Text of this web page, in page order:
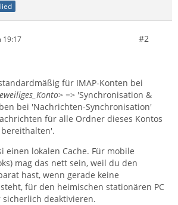
19:17 #2
für IMAP-Konten bei
> => 'Synchronisation &
bei 'Nachrichten-Synchronisation'
für alle Ordner dieses Kontos
einen lokalen Cache. Für mobile
mag das nett sein, weil du den
hast, wenn gerade keine
für den heimischen stationären PC
sicherlich deaktivieren.